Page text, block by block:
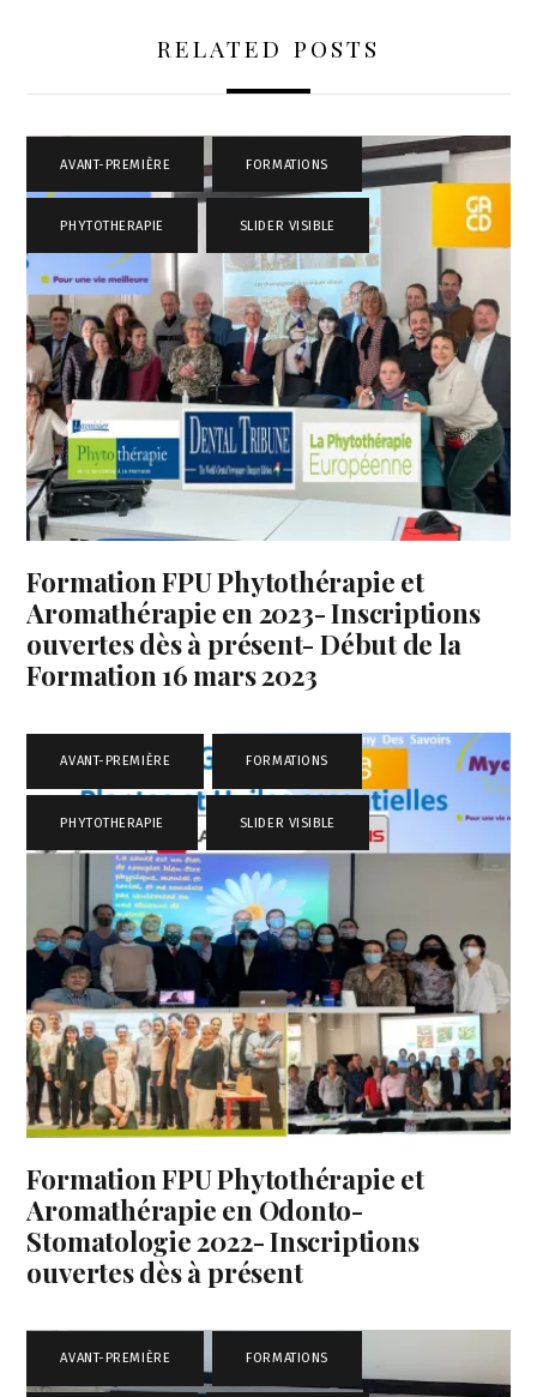
RELATED POSTS
AVANT-PREMIÈRE , FORMATIONS ,
PHYTOTHERAPIE SLIDER VISIBLE
Formation FPU Phytothérapie et
Aromathérapie en 2023- Inscriptions
ouvertes dès à présent- Début de la
Formation 16 mars 2023
AVANT-PREMIÈRE , FORMATIONS ,
PHYTOTHERAPIE SLIDER VISIBLE
Formation FPU Phytothérapie et
Aromathérapie en Odonto-
Stomatologie 2022- Inscriptions
ouvertes dès à présent
AVANT-PREMIÈRE FORMATIONS